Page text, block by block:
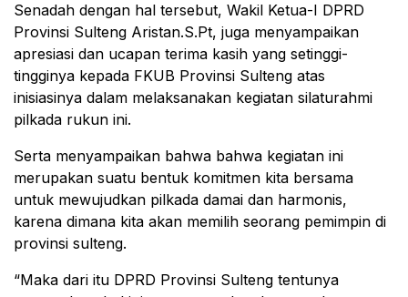
Senadah dengan hal tersebut, Wakil Ketua-I DPRD
Provinsi Sulteng Aristan.S.Pt, juga menyampaikan
apresiasi dan ucapan terima kasih yang setinggi-
tingginya kepada FKUB Provinsi Sulteng atas
inisiasinya dalam melaksanakan kegiatan silaturahmi
pilkada rukun ini.
Serta menyampaikan bahwa bahwa kegiatan ini
merupakan suatu bentuk komitmen kita bersama
untuk mewujudkan pilkada damai dan harmonis,
karena dimana kita akan memilih seorang pemimpin di
provinsi sulteng.
“Maka dari itu DPRD Provinsi Sulteng tentunya